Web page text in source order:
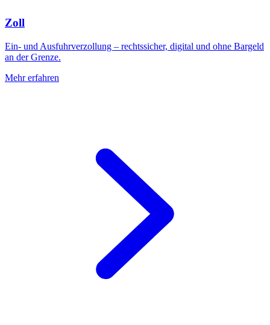
Zoll
Ein- und Ausfuhrverzollung – rechtssicher, digital und ohne Bargeld
an der Grenze.
Mehr erfahren